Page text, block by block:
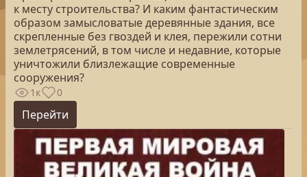
к месту строительства? И каким фантастическим
образом замысловатые деревянные здания, все
скрепленные без гвоздей и клея, пережили сотни
землетрясений, в том числе и недавние, которые
уничтожили близлежащие современные
сооружения?
1к 0
Перейти